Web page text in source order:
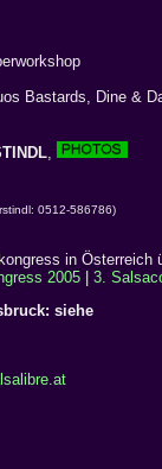
Bastards, Dine &
,
0512-586786)
in Österreich
2005
3.
siehe